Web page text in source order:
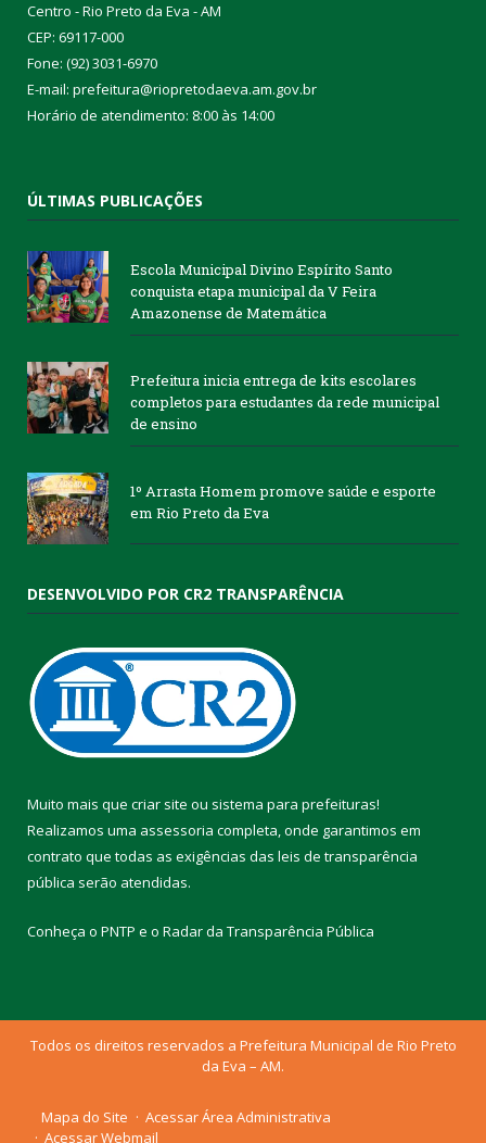
Centro - Rio Preto da Eva - AM
CEP: 69117-000
Fone: (92) 3031-6970
E-mail: prefeitura@riopretodaeva.am.gov.br
Horário de atendimento: 8:00 às 14:00
ÚLTIMAS PUBLICAÇÕES
Escola Municipal Divino Espírito Santo
conquista etapa municipal da V Feira
Amazonense de Matemática
Prefeitura inicia entrega de kits escolares
completos para estudantes da rede municipal
de ensino
1º Arrasta Homem promove saúde e esporte
em Rio Preto da Eva
DESENVOLVIDO POR CR2 TRANSPARÊNCIA
Muito mais que criar site ou sistema para prefeituras!
Realizamos uma assessoria completa, onde garantimos em
contrato que todas as exigências das leis de transparência
pública serão atendidas.
Conheça o PNTP e o Radar da Transparência Pública
Todos os direitos reservados a Prefeitura Municipal de Rio Preto
da Eva – AM.
Mapa do Site
Acessar Área Administrativa
Acessar Webmail